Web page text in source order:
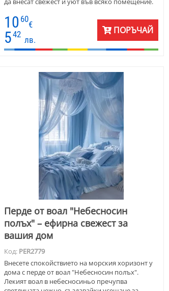
където искате да създадете топла и енергична
атмосфера. Цвят номер 10 на общата снимка.
10 60
€
542
лв.
ПОРЪЧАЙ
Перде от воал "Небесносин
полъх" – ефирна свежест за
вашия дом
Код: PER2779
Внесете спокойствието на морския хоризонт у
дома с перде от воал "Небесносин полъх".
Лекият воал в небесносиньо пречупва